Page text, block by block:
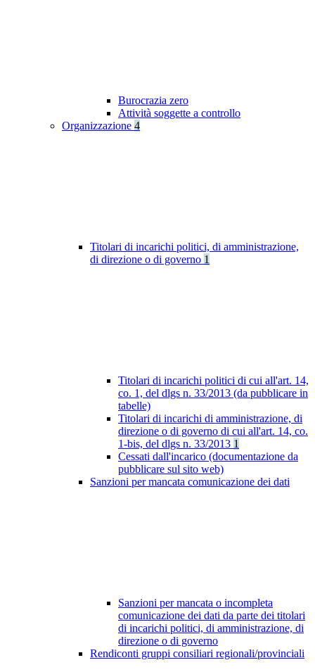
Burocrazia zero
Attività soggette a controllo
Organizzazione 4
Titolari di incarichi politici, di amministrazione,
di direzione o di governo 1
Titolari di incarichi politici di cui all'art. 14,
co. 1, del dlgs n. 33/2013 (da pubblicare in
tabelle)
Titolari di incarichi di amministrazione, di
direzione o di governo di cui all'art. 14, co.
1-bis, del dlgs n. 33/2013 1
Cessati dall'incarico (documentazione da
pubblicare sul sito web)
Sanzioni per mancata comunicazione dei dati
Sanzioni per mancata o incompleta
comunicazione dei dati da parte dei titolari
di incarichi politici, di amministrazione, di
direzione o di governo
Rendiconti gruppi consiliari regionali/provinciali